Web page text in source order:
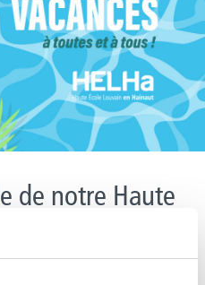
de notre Haute
16 août